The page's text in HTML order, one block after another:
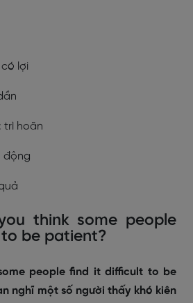
lợi
trì hoãn
động
think some people
be patient?
people find it difficult to be
nghĩ một số người thấy khó kiên